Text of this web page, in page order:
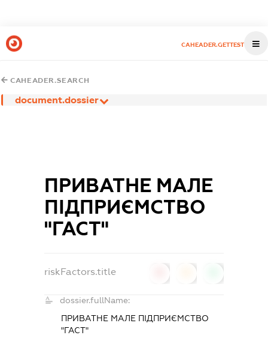
CAHEADER.GETTEST
CAHEADER.SEARCH
document.dossier
ПРИВАТНЕ МАЛЕ
ПІДПРИЄМСТВО
"ГАСТ"
riskFactors.title
dossier.fullName:
ПРИВАТНЕ МАЛЕ ПІДПРИЄМСТВО
"ГАСТ"